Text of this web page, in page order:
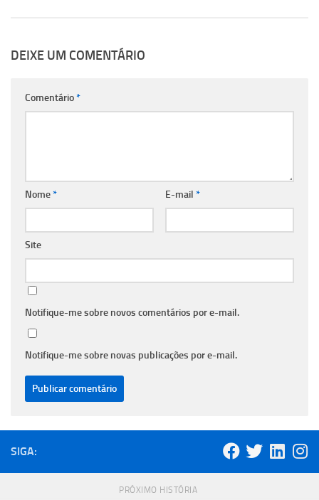
DEIXE UM COMENTÁRIO
Comentário*
Nome* E-mail *
Site
Notifique-me sobre novos comentários por e-mail.
Notifique-me sobre novas publicações por e-mail.
SIGA:
PRÓXIMO HISTÓRIA